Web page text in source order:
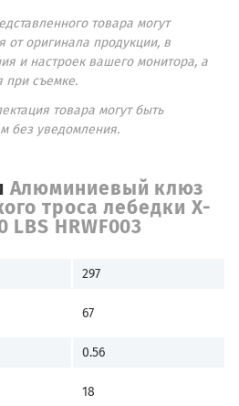
товара могут
от оригинала продукции, в
и настроек вашего монитора, а
при съемке.
товара могут быть
без уведомления.
Алюминиевый клюз
троса лебедки X-
HRWF003
297
67
0.56
18